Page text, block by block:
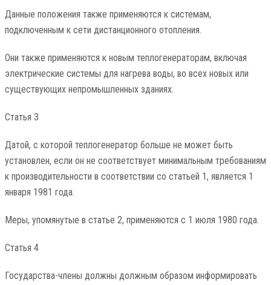
Данные положения также применяются к системам,
подключенным к сети дистанционного отопления.
Они также применяются к новым теплогенераторам, включая
электрические системы для нагрева воды, во всех новых или
существующих непромышленных зданиях.
Статья 3
Датой, с которой теплогенератор больше не может быть
установлен, если он не соответствует минимальным требованиям
к производительности в соответствии со статьей 1, является 1
января 1981 года.
Меры, упомянутые в статье 2, применяются с 1 июля 1980 года.
Статья 4
Государства-члены должны должным образом информировать